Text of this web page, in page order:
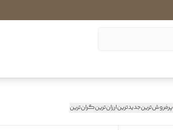
پرفروش‌ترینجدیدترینارزان‌ترینگران‌ترین